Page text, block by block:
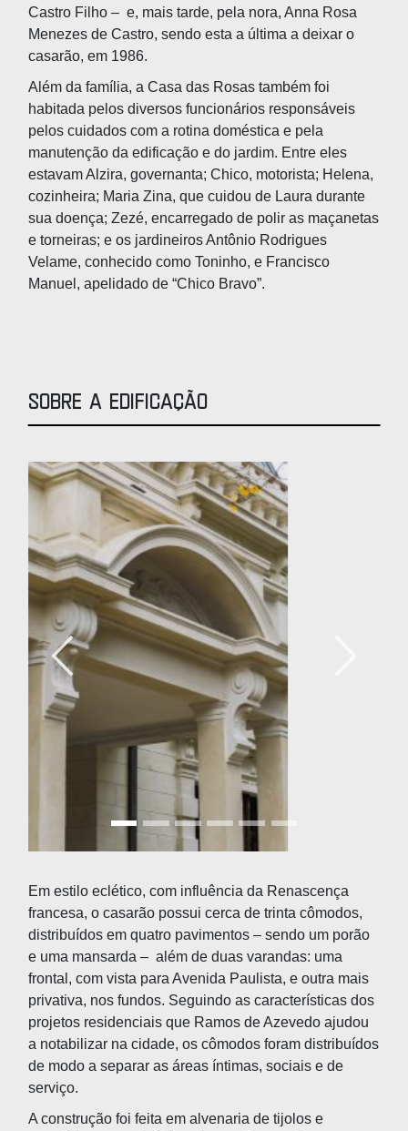
Castro Filho – e, mais tarde, pela nora, Anna Rosa
Menezes de Castro, sendo esta a última a deixar o
casarão, em 1986.
Além da família, a Casa das Rosas também foi
habitada pelos diversos funcionários responsáveis
pelos cuidados com a rotina doméstica e pela
manutenção da edificação e do jardim. Entre eles
estavam Alzira, governanta; Chico, motorista; Helena,
cozinheira; Maria Zina, que cuidou de Laura durante
sua doença; Zezé, encarregado de polir as maçanetas
e torneiras; e os jardineiros Antônio Rodrigues
Velame, conhecido como Toninho, e Francisco
Manuel, apelidado de “Chico Bravo”.
Sobre a edificação
Em estilo eclético, com influência da Renascença
francesa, o casarão possui cerca de trinta cômodos,
distribuídos em quatro pavimentos – sendo um porão
e uma mansarda – além de duas varandas: uma
frontal, com vista para Avenida Paulista, e outra mais
privativa, nos fundos. Seguindo as características dos
projetos residenciais que Ramos de Azevedo ajudou
a notabilizar na cidade, os cômodos foram distribuídos
de modo a separar as áreas íntimas, sociais e de
serviço.
A construção foi feita em alvenaria de tijolos e
Anterior